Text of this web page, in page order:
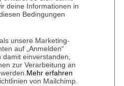
deine Informationen in
Bedingungen
unsere Marketing-
auf „Anmelden“
einverstanden,
zur Verarbeitung an
Mehr erfahren
von Mailchimp.